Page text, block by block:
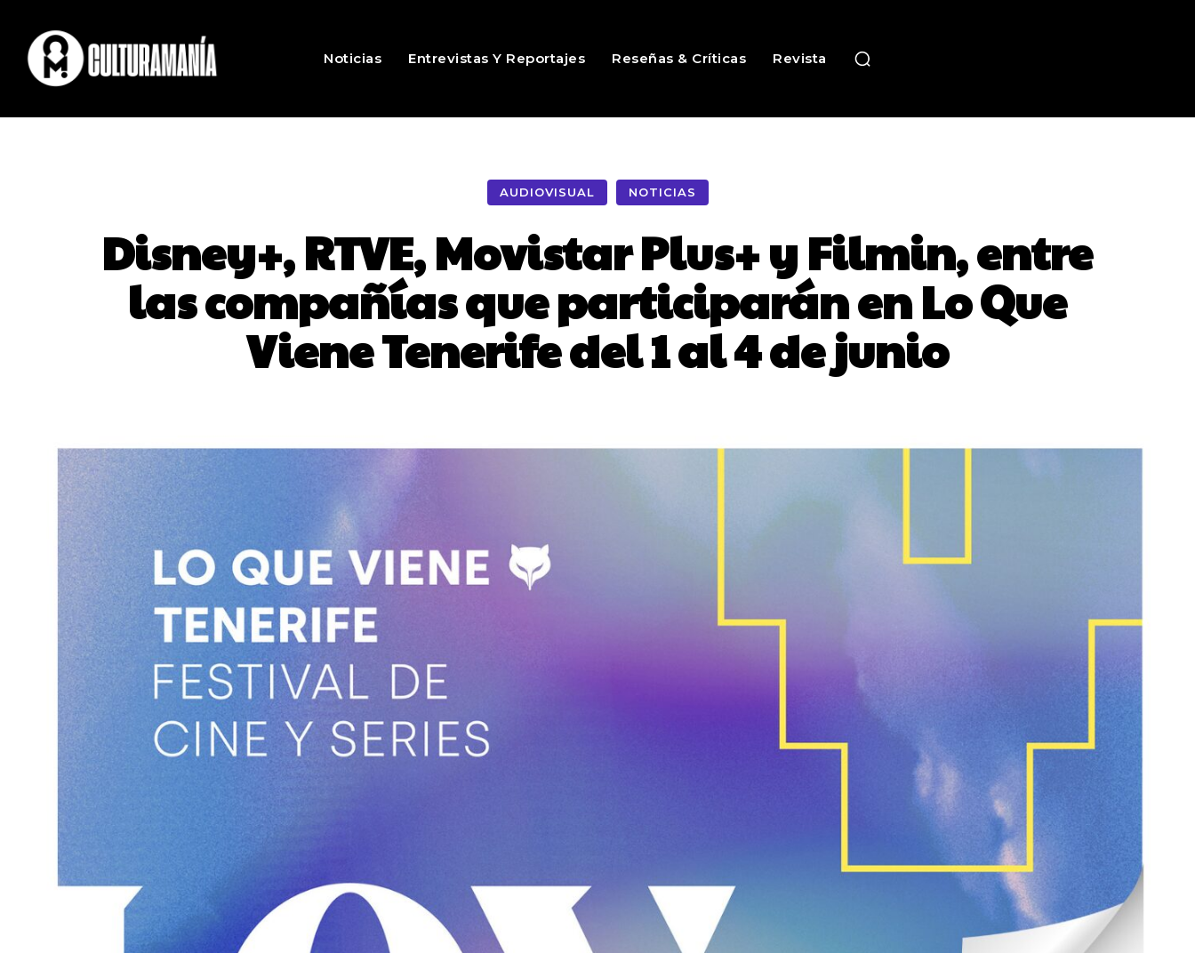
Noticias Entrevistas Y Reportajes Reseñas & Críticas Revista
AUDIOVISUAL NOTICIAS
Disney+, RTVE, Movistar Plus+ y Filmin, entre
las compañías que participarán en Lo Que
Viene Tenerife del 1 al 4 de junio